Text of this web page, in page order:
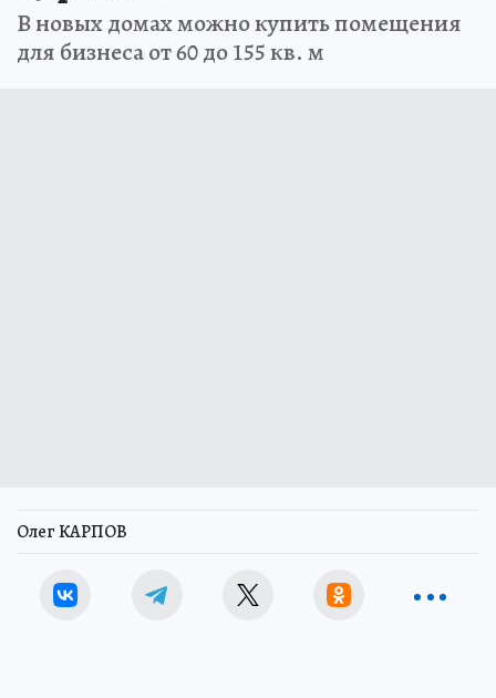
В новых домах можно купить помещения
для бизнеса от 60 до 155 кв. м
Олег КАРПОВ